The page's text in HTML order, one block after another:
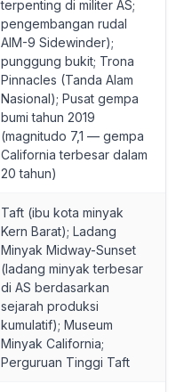
terpenting di militer AS;
pengembangan rudal
AIM-9 Sidewinder);
punggung bukit; Trona
Pinnacles (Tanda Alam
Nasional); Pusat gempa
bumi tahun 2019
(magnitudo 7,1 — gempa
California terbesar dalam
20 tahun)
Taft (ibu kota minyak
Kern Barat); Ladang
Minyak Midway-Sunset
(ladang minyak terbesar
di AS berdasarkan
sejarah produksi
kumulatif); Museum
Minyak California;
Perguruan Tinggi Taft